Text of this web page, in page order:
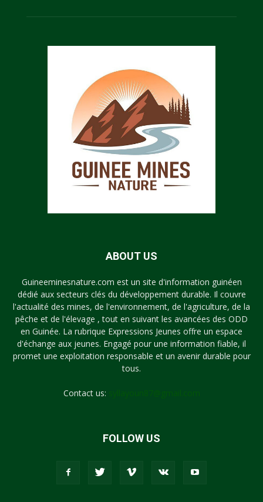
ABOUT US
Guineeminesnature.com est un site d'information guinéen
dédié aux secteurs clés du développement durable. Il couvre
l'actualité des mines, de l'environnement, de l'agriculture, de la
pêche et de l'élevage , tout en suivant les avancées des ODD
en Guinée. La rubrique Expressions Jeunes offre un espace
d'échange aux jeunes. Engagé pour une information fiable, il
promet une exploitation responsable et un avenir durable pour
tous.
Contact us:
FOLLOW US